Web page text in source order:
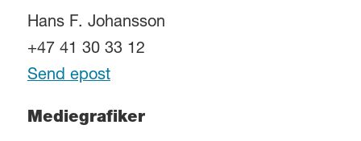
Hans F. Johansson
+47 41 30 33 12
Send epost
Mediegrafiker